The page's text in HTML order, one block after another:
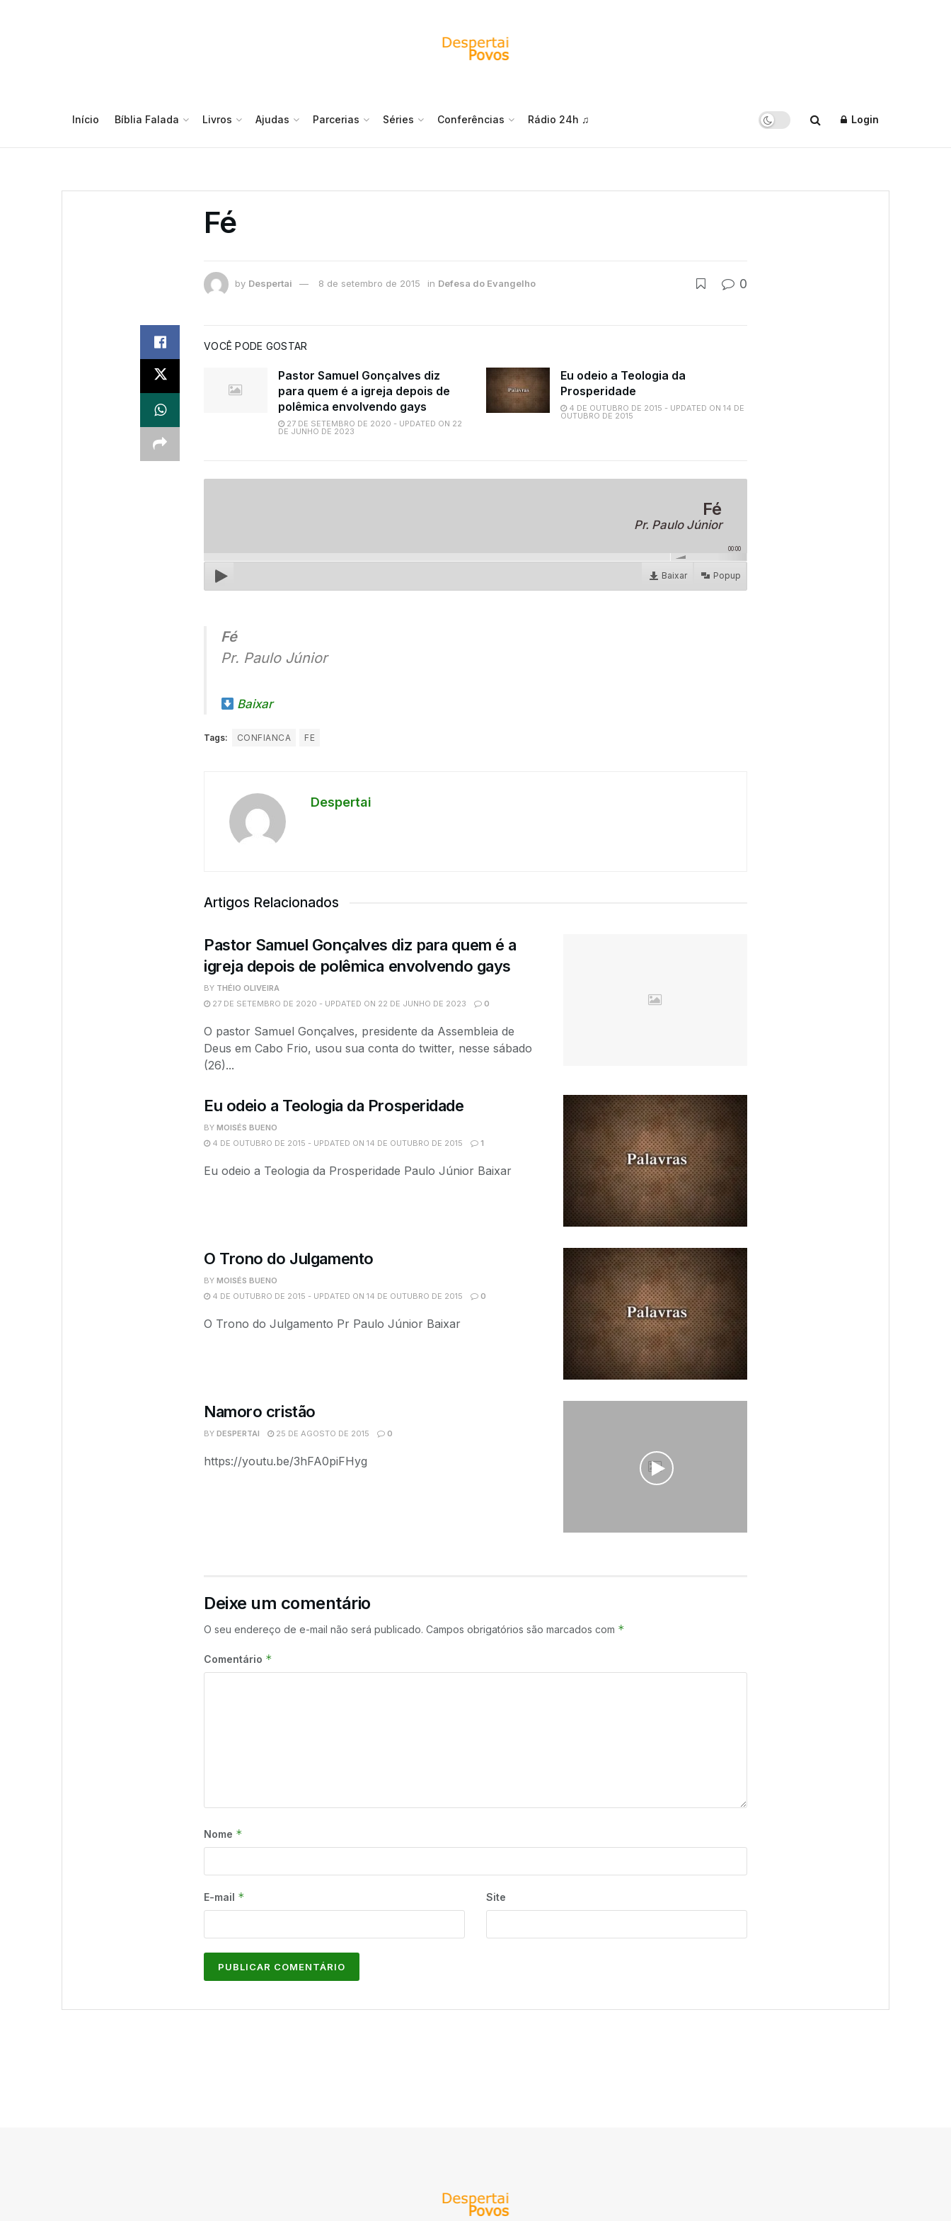
Início Bíblia Falada Livros Ajudas Parcerias Séries Conferências Rádio 24h ♫ Login
Fé
by Despertai 8 de setembro de 2015 in Defesa do Evangelho 0
VOCÊ PODE GOSTAR
Pastor Samuel Gonçalves diz
para quem é a igreja depois de
polêmica envolvendo gays
27 DE SETEMBRO DE 2020 - UPDATED ON 22
DE JUNHO DE 2023
Eu odeio a Teologia da
Prosperidade
4 DE OUTUBRO DE 2015 - UPDATED ON 14 DE
OUTUBRO DE 2015
Fé
Pr. Paulo Júnior
00:00
Popup
Baixar
Fé
Pr. Paulo Júnior
Baixar
Tags: CONFIANCA FE
Despertai
Artigos Relacionados
Pastor Samuel Gonçalves diz para quem é a
igreja depois de polêmica envolvendo gays
BY THÉIO OLIVEIRA
27 DE SETEMBRO DE 2020 - UPDATED ON 22 DE JUNHO DE 2023
0
O pastor Samuel Gonçalves, presidente da Assembleia de
Deus em Cabo Frio, usou sua conta do twitter, nesse sábado
(26)...
Eu odeio a Teologia da Prosperidade
BY MOISÉS BUENO
4 DE OUTUBRO DE 2015 - UPDATED ON 14 DE OUTUBRO DE 2015
1
Eu odeio a Teologia da Prosperidade Paulo Júnior Baixar
O Trono do Julgamento
BY MOISÉS BUENO
4 DE OUTUBRO DE 2015 - UPDATED ON 14 DE OUTUBRO DE 2015
0
O Trono do Julgamento Pr Paulo Júnior Baixar
Namoro cristão
BY DESPERTAI 25 DE AGOSTO DE 2015 0
https://youtu.be/3hFA0piFHyg
Deixe um comentário
O seu endereço de e-mail não será publicado. Campos obrigatórios são marcados com *
Comentário *
Nome *
E-mail * Site